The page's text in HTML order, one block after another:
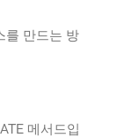
를 만드는 방
메서드입